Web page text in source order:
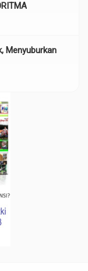
Menyuburkan